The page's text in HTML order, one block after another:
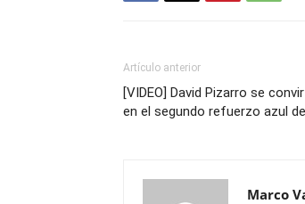
Artículo anterior
[VIDEO] David Pizarro se
en el segundo refuerzo azul
Marco